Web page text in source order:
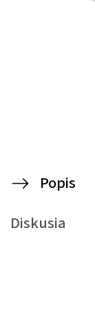
Popis
Diskusia